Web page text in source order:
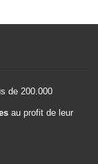
de 200.000
au profit de leur